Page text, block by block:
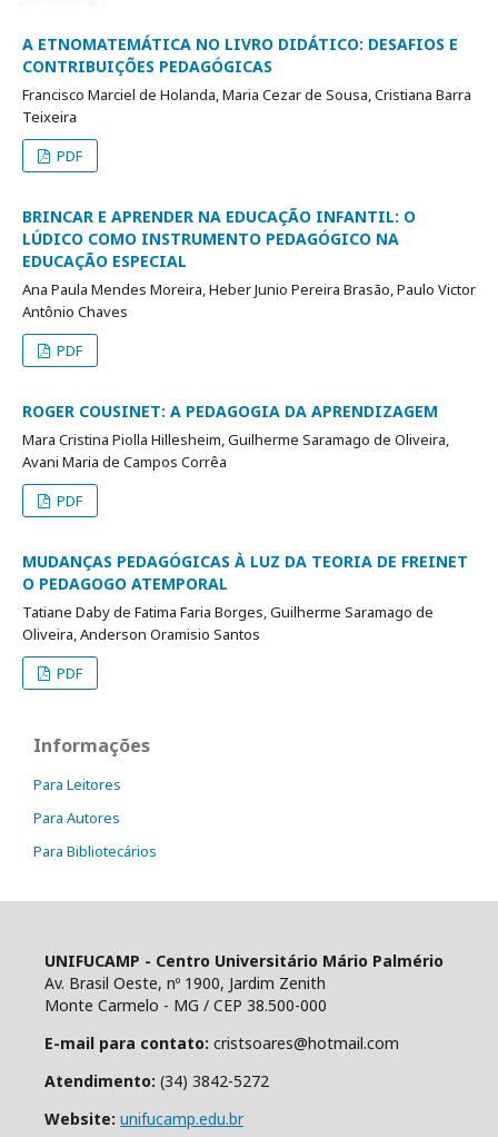
A ETNOMATEMÁTICA NO LIVRO DIDÁTICO: DESAFIOS E
CONTRIBUIÇÕES PEDAGÓGICAS
Francisco Marciel de Holanda, Maria Cezar de Sousa, Cristiana Barra
Teixeira
PDF
BRINCAR E APRENDER NA EDUCAÇÃO INFANTIL: O
LÚDICO COMO INSTRUMENTO PEDAGÓGICO NA
EDUCAÇÃO ESPECIAL
Ana Paula Mendes Moreira, Heber Junio Pereira Brasão, Paulo Victor
Antônio Chaves
PDF
ROGER COUSINET: A PEDAGOGIA DA APRENDIZAGEM
Mara Cristina Piolla Hillesheim, Guilherme Saramago de Oliveira,
Avani Maria de Campos Corrêa
PDF
MUDANÇAS PEDAGÓGICAS À LUZ DA TEORIA DE FREINET
O PEDAGOGO ATEMPORAL
Tatiane Daby de Fatima Faria Borges, Guilherme Saramago de
Oliveira, Anderson Oramisio Santos
PDF
Informações
Para Leitores
Para Autores
Para Bibliotecários
UNIFUCAMP - Centro Universitário Mário Palmério
Av. Brasil Oeste, nº 1900, Jardim Zenith
Monte Carmelo - MG / CEP 38.500-000
E-mail para contato: cristsoares@hotmail.com
Atendimento: (34) 3842-5272
Website: unifucamp.edu.br